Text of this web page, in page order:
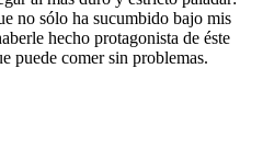
no sólo ha sucumbido bajo mis
hecho protagonista de éste
puede comer sin problemas.